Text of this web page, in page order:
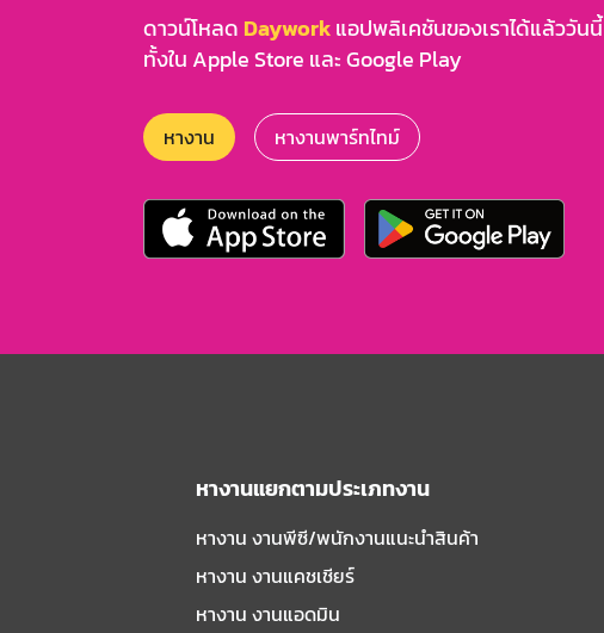
ดาวน์โหลด Dayworkแอปพลิเคชันของเราได้แล้ววันนี้
ทั้งใน Apple Store และ Google Play
หางาน หางานพาร์ทไทม์
หางานแยกตามประเภทงาน
หางาน งานพีซี/พนักงานแนะนําสินค้า
หางาน งานแคชเชียร์
หางาน งานแอดมิน